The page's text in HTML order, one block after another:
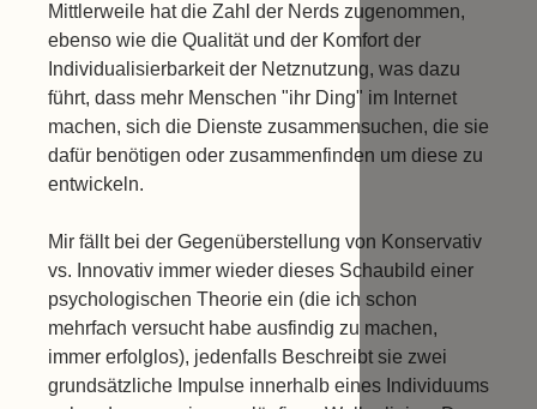
Mittlerweile hat die Zahl der Nerds zugenommen,
ebenso wie die Qualität und der Komfort der
Individualisierbarkeit der Netznutzung, was dazu
führt, dass mehr Menschen "ihr Ding" im Internet
machen, sich die Dienste zusammensuchen, die sie
dafür benötigen oder zusammenfinden um diese zu
entwickeln.
Mir fällt bei der Gegenüberstellung von Konservativ
vs. Innovativ immer wieder dieses Schaubild einer
psychologischen Theorie ein (die ich schon
mehrfach versucht habe ausfindig zu machen,
immer erfolglos), jedenfalls Beschreibt sie zwei
grundsätzliche Impulse innerhalb eines Individuums